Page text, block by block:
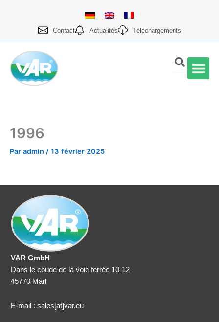
Contact Actualités Téléchargements
1996
Par admin / 13 février 2025
VAR GmbH
Dans le coude de la voie ferrée 10-12
45770 Marl
E-mail : sales[at]var.eu